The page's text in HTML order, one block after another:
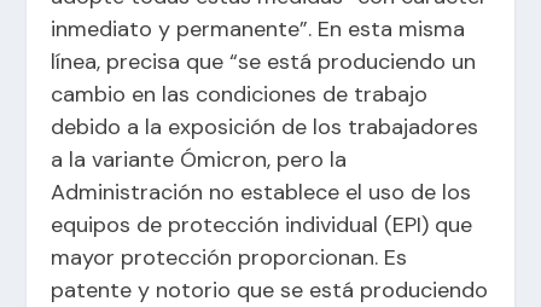
inmediato y permanente”. En esta misma
línea, precisa que “se está produciendo un
cambio en las condiciones de trabajo
debido a la exposición de los trabajadores
a la variante Ómicron, pero la
Administración no establece el uso de los
equipos de protección individual (EPI) que
mayor protección proporcionan. Es
patente y notorio que se está produciendo